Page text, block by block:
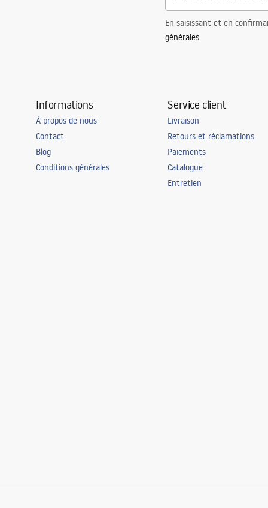
En saisissant et en
générales.
Informations
À propos de nous
Contact
Blog
Conditions générales
Service client
Livraison
Retours et réclamations
Paiements
Catalogue
Entretien